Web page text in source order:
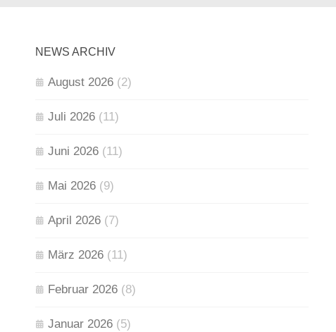
NEWS ARCHIV
August 2026 (2)
Juli 2026 (11)
Juni 2026 (11)
Mai 2026 (9)
April 2026 (7)
März 2026 (11)
Februar 2026 (8)
Januar 2026 (5)